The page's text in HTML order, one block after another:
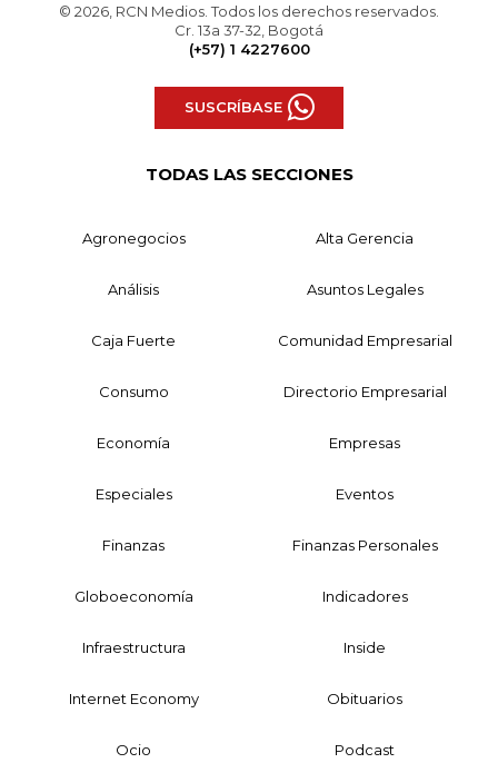
© 2026, RCN Medios. Todos los derechos reservados.
Cr. 13a 37-32, Bogotá
(+57) 1 4227600
SUSCRÍBASE
TODAS LAS SECCIONES
Agronegocios Alta Gerencia
Análisis Asuntos Legales
Caja Fuerte Comunidad Empresarial
Consumo Directorio Empresarial
Economía Empresas
Especiales Eventos
Finanzas Finanzas Personales
Globoeconomía Indicadores
Infraestructura Inside
Internet Economy Obituarios
Ocio Podcast